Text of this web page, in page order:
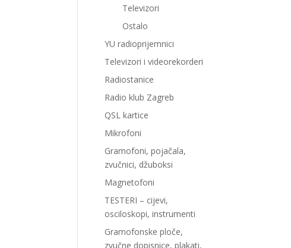
Televizori
Ostalo
YU radioprijemnici
Televizori i videorekorderi
Radiostanice
Radio klub Zagreb
QSL kartice
Mikrofoni
Gramofoni, pojačala,
zvučnici, džuboksi
Magnetofoni
TESTERI – cijevi,
osciloskopi, instrumenti
Gramofonske ploče,
zvučne dopisnice, plakati,